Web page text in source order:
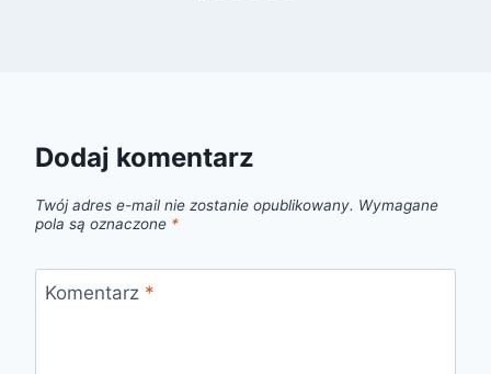
Dodaj komentarz
Twój adres e-mail nie zostanie opublikowany. Wymagane
pola są oznaczone *
Komentarz *